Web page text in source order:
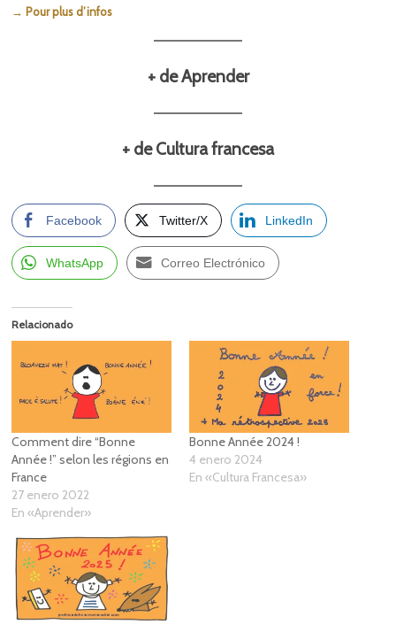
→ Pour plus d’infos
+ de Aprender
+ de Cultura francesa
Facebook Twitter/X LinkedIn
WhatsApp Correo Electrónico
Relacionado
Comment dire “Bonne
Année !” selon les régions en
France
27 enero 2022
En «Aprender»
Bonne Année 2024 !
4 enero 2024
En «Cultura Francesa»